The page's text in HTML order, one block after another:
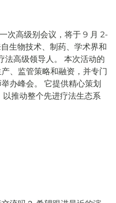
次高级别会议，将于 9 月 2-
生物技术、制药、学术界和
高级领导人。 本次活动的
、监管策略和融资，并专门
办峰会。 它提供精心策划
以推动整个先进疗法生态系